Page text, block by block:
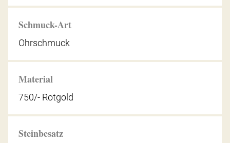
Schmuck-Art
Ohrschmuck
Material
750/- Rotgold
Steinbesatz